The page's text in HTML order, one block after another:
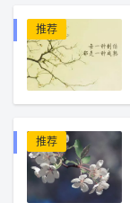
推荐
推荐